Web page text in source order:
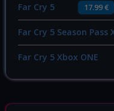
Far Cry 5 17.99 €
Far Cry 5 Season Pass
Far Cry 5 Xbox ONE